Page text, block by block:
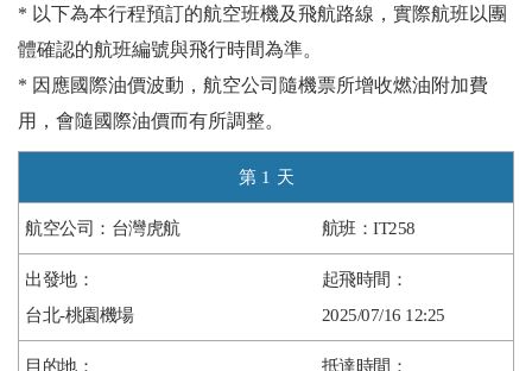
* 以下為本行程預訂的航空班機及飛航路線，實際航班以團
體確認的航班編號與飛行時間為準。
* 因應國際油價波動，航空公司隨機票所增收燃油附加費
用，會隨國際油價而有所調整。
1
台灣虎航 IT258
台北-桃園機場 2025/07/16 12:25